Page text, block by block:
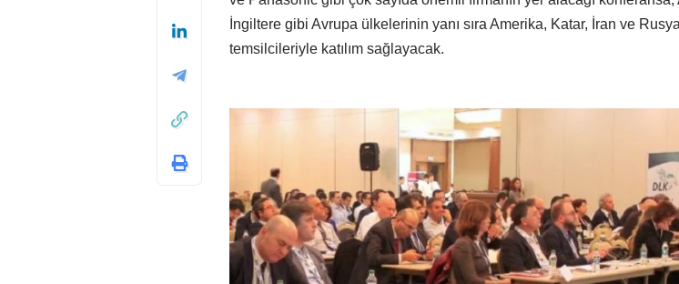
İngiltere gibi Avrupa ülkelerinin yanı sıra Amerika, Katar, İran ve
temsilcileriyle katılım sağlayacak.